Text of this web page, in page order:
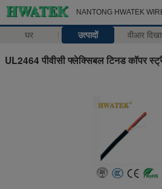
NANTONG HWATEK
घर उत्पादों वीआर
UL2464 पीवीसी फ्लेक्सिबल टिनड कॉपर